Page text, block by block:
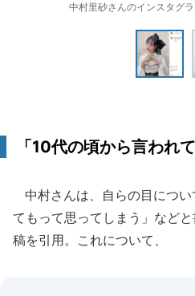
中村里砂さんのインスタグラ
「10代の頃から言われ
中村さんは、自らの目につい
てもって思ってしまう」など
稿を引用。これについて、